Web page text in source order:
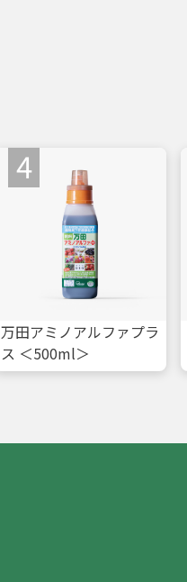
万田アミノアルファプラ
ス ＜500ml＞